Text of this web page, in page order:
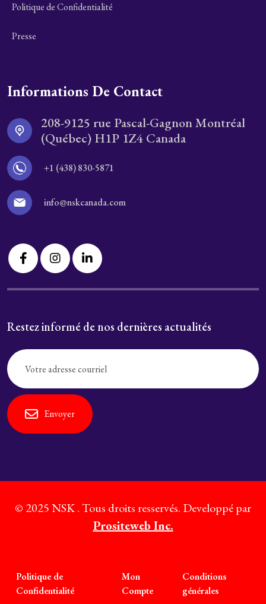
Politique de Confidentialité
Presse
Informations De Contact
208-9125 rue Pascal-Gagnon Montréal
(Québec) H1P 1Z4 Canada
+1 (438) 830-5871
info@nskcanada.com
Restez informé de nos dernières actualités
Envoyer
© 2025 NSK . Tous droits resservés. Developpé par
Prositeweb Inc.
Politique de
Confidentialité
Mon
Compte
Conditions
générales